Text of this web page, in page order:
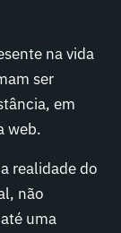
na vida
ser
em
web.
realidade do
não
uma